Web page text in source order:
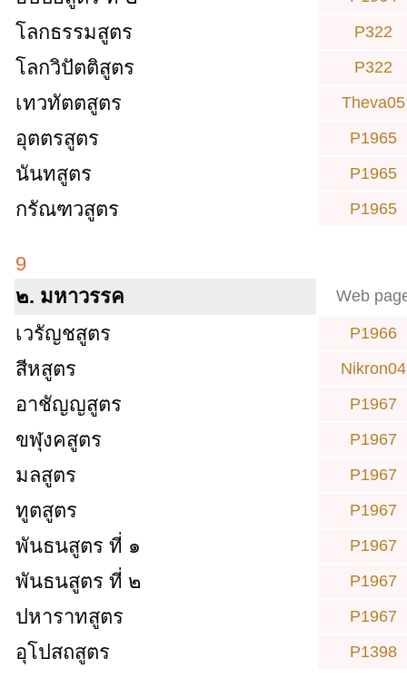
โลกธรรมสูตร P322
โลกวิปัตติสูตร P322
เทวทัตตสูตร Theva05
อุตตรสูตร P1965
นันทสูตร P1965
กรัณฑวสูตร P1965
9
๒. มหาวรรค
Web
เวรัญชสูตร P1966
สีหสูตร Nikron04
อาชัญญสูตร P1967
ขฬุงคสูตร P1967
มลสูตร P1967
ทูตสูตร P1967
พันธนสูตร ที่ ๑ P1967
พันธนสูตร ที่ ๒ P1967
ปหาราทสูตร P1967
อุโปสถสูตร P1398